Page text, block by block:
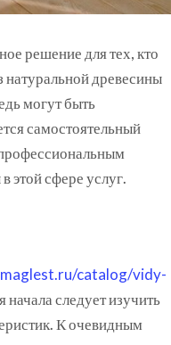
решение для тех, кто
древесины
могут быть
самостоятельный
этой сфере услуг.
maglest.ru/catalog/vidy-
следует изучить
К очевидным